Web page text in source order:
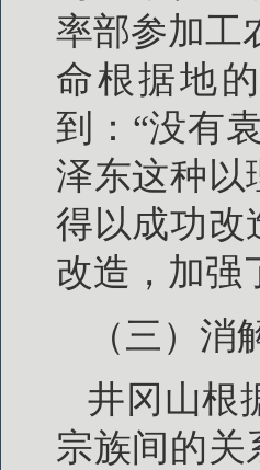
率部参加工
命根据地
到：“没有
泽东这种以
得以成功改
改造，加强
（三）
井冈山根
宗族间的关